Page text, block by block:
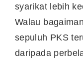
syarikat lebih
Walau
sepuluh PKS
daripada